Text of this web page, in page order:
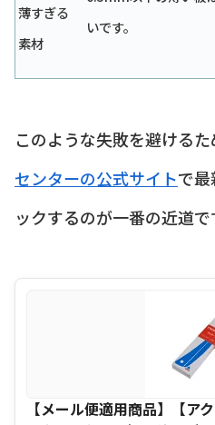
薄すぎる
素材
いです。
このような失敗を避けるた
センターの公式サイトで
ックするのが一番の近道で
【メール便適用商品】【ア